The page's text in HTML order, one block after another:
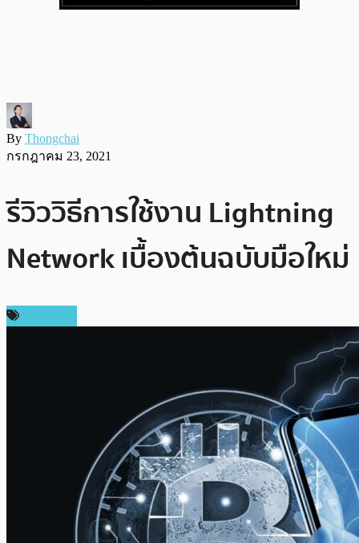
By Thongchai
กรกฎาคม 23, 2021
รีวิววิธีการใช้งาน Lightning
Network เบื้องต้นฉบับมือใหม่